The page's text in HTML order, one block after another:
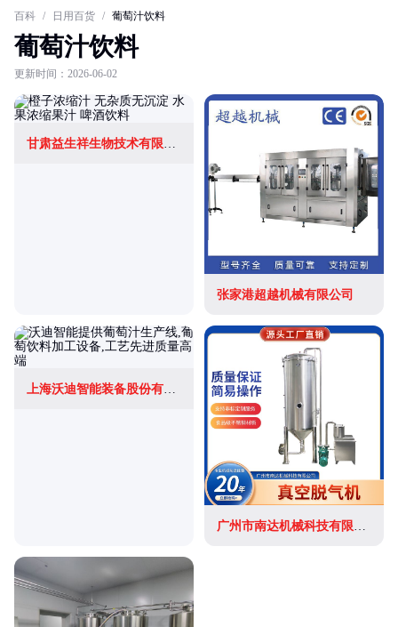
百科 / 日用百货 / 葡萄汁饮料
葡萄汁饮料
更新时间：2026-06-02
甘肃益生祥生物技术有限公司
张家港超越机械有限公司
上海沃迪智能装备股份有限公司
广州市南达机械科技有限公司